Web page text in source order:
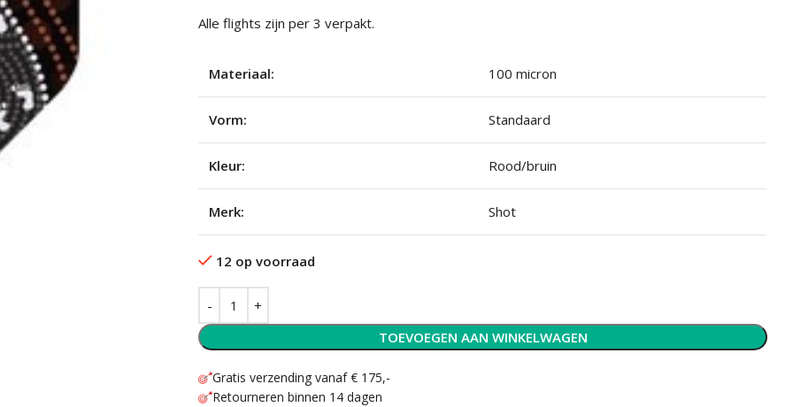
Alle flights zijn per 3 verpakt.
Materiaal: 100 micron
Vorm: Standaard
Kleur: Rood/bruin
Merk: Shot
12 op voorraad
TOEVOEGEN AAN WINKELWAGEN
Gratis verzending vanaf € 175,-
Retourneren binnen 14 dagen